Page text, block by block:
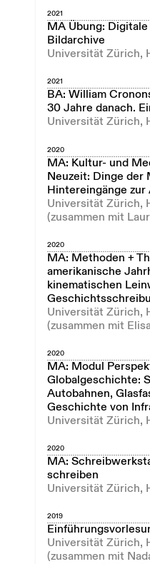
2021
MA Übung:
Bildarchive
Universität Zürich,
2021
BA: William
30 Jahre danach.
Universität Zürich,
2020
MA: Kultur- und
Neuzeit: Dinge der
Hintereingänge
Universität Zürich,
(zusammen mit
2020
MA: Methoden +
amerikanische
kinematischen
Universität Zürich,
(zusammen mit
2020
MA: Modul
Globalgeschichte:
Autobahnen,
Geschichte von
Universität Zürich,
2020
MA:
schreiben
Universität Zürich,
2019
Universität Zürich,
(zusammen mit